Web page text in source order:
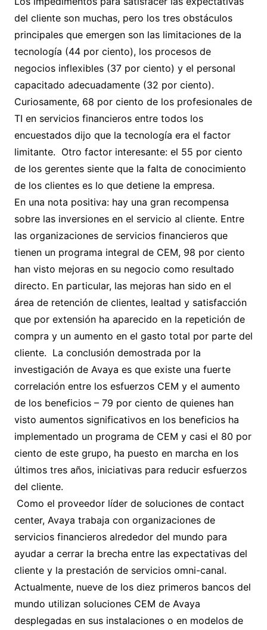
del cliente son muchas, pero los tres obstáculos
principales que emergen son las limitaciones de la
tecnología (44 por ciento), los procesos de
negocios inflexibles (37 por ciento) y el personal
capacitado adecuadamente (32 por ciento).
Curiosamente, 68 por ciento de los profesionales de
TI en servicios financieros entre todos los
encuestados dijo que la tecnología era el factor
limitante. Otro factor interesante: el 55 por ciento
de los gerentes siente que la falta de conocimiento
de los clientes es lo que detiene la empresa.
En una nota positiva: hay una gran recompensa
sobre las inversiones en el servicio al cliente. Entre
las organizaciones de servicios financieros que
tienen un programa integral de CEM, 98 por ciento
han visto mejoras en su negocio como resultado
directo. En particular, las mejoras han sido en el
área de retención de clientes, lealtad y satisfacción
que por extensión ha aparecido en la repetición de
compra y un aumento en el gasto total por parte del
cliente. La conclusión demostrada por la
investigación de Avaya es que existe una fuerte
correlación entre los esfuerzos CEM y el aumento
de los beneficios – 79 por ciento de quienes han
visto aumentos significativos en los beneficios ha
implementado un programa de CEM y casi el 80 por
ciento de este grupo, ha puesto en marcha en los
últimos tres años, iniciativas para reducir esfuerzos
del cliente.
Como el proveedor líder de soluciones de contact
center, Avaya trabaja con organizaciones de
servicios financieros alrededor del mundo para
ayudar a cerrar la brecha entre las expectativas del
cliente y la prestación de servicios omni-canal.
Actualmente, nueve de los diez primeros bancos del
mundo utilizan soluciones CEM de Avaya
desplegadas en sus instalaciones o en modelos de